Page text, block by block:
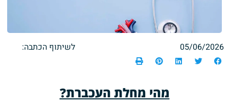
05/06/2026 לשיתוף הכתבה:
מהי מחלת העכברת?